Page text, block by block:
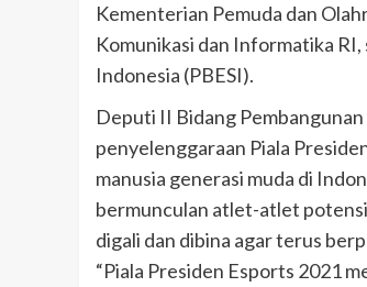
Kementerian Pemuda dan
Komunikasi dan Informatika
Indonesia (PBESI).
Deputi II Bidang
penyelenggaraan Piala
manusia generasi muda di
bermunculan atlet-atlet
digali dan dibina agar terus
“Piala Presiden Esports 2021